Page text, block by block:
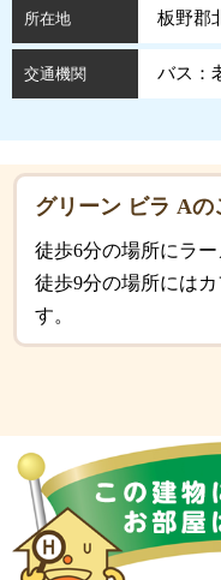
所在地 板野郡
交通機関 バス：
グリーン ビラ Aの
徒歩6分の場所にラ
徒歩9分の場所には
す。